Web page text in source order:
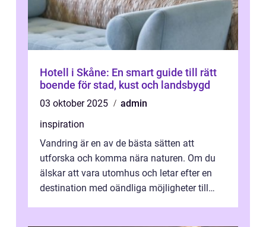
Hotell i Skåne: En smart guide till rätt
boende för stad, kust och landsbygd
03 oktober 2025
admin
inspiration
Vandring är en av de bästa sätten att
utforska och komma nära naturen. Om du
älskar att vara utomhus och letar efter en
destination med oändliga möjligheter till